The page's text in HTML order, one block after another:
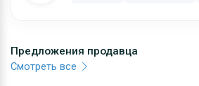
Среда в резервуарах: нефтепродукты
Давление: до 2 кПа
Предложения продавца
Смотреть все